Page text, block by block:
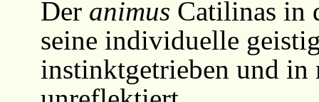
Der animus Catilinas in
seine individuelle
instinktgetrieben und